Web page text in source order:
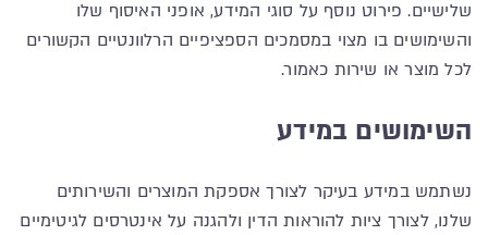
שלישיים. פירוט נוסף על סוגי המידע, אופני האיסוף שלו
והשימושים בו מצוי במסמכים הספציפיים הרלוונטיים הקשורים
לכל מוצר או שירות כאמור.
השימושים במידע
נשתמש במידע בעיקר לצורך אספקת המוצרים והשירותים
שלנו, לצורך ציות להוראות הדין ולהגנה על אינטרסים לגיטימיים